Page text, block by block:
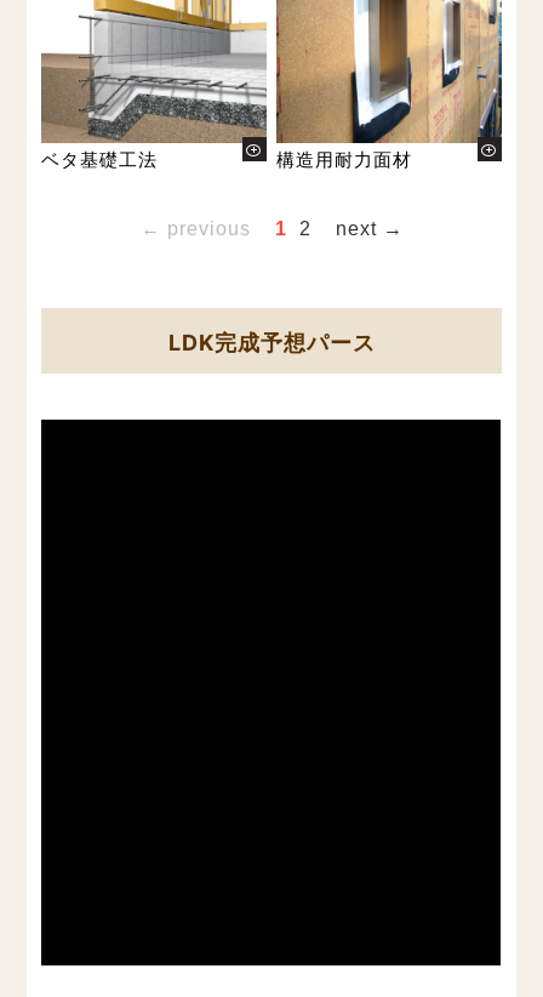
← previous 1 2 next →
ベタ基礎工法 構造用耐力面材
LDK完成予想パース